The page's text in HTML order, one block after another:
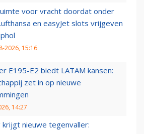
voor vracht doordat onder
en easyJet slots vrijgeven
2026, 15:16
E195-E2 biedt LATAM kansen:
zet in op nieuwe
14:27
krijgt nieuwe tegenvaller: